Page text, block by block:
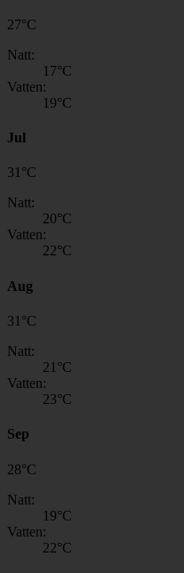
27°C
Natt:
17°C
Vatten:
19°C
Jul
31°C
Natt:
20°C
Vatten:
22°C
Aug
31 °C
Natt:
21 °C
Vatten:
23°C
Sep
28°C
Natt:
19°C
Vatten:
22°C